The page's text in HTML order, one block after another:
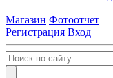
Магазин Фотоотчет
Регистрация Вход